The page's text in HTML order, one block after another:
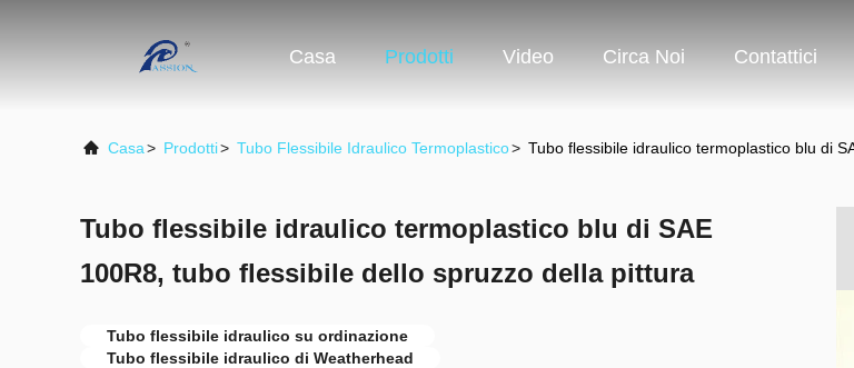
Casa Prodotti Video Circa Noi Contattici
Casa> Prodotti> Tubo Flessibile Idraulico Termoplastico> Tubo flessibile idraulico termoplastico blu di
Tubo flessibile idraulico termoplastico blu di SAE
100R8, tubo flessibile dello spruzzo della pittura
Tubo flessibile idraulico su ordinazione
Tubo flessibile idraulico di Weatherhead